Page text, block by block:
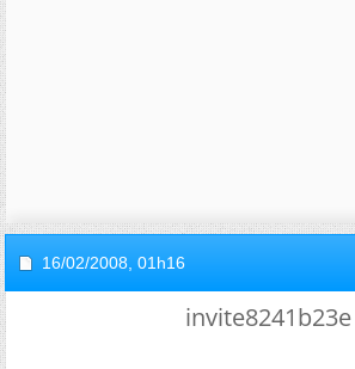
16/02/2008, 01h16
invite8241b23e